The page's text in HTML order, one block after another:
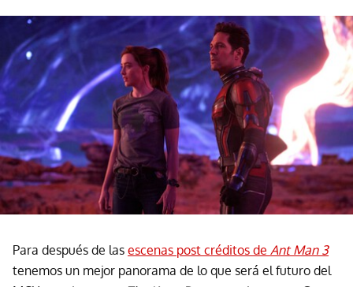
Para después de las escenas post créditos de Ant Man 3
tenemos un mejor panorama de lo que será el futuro del